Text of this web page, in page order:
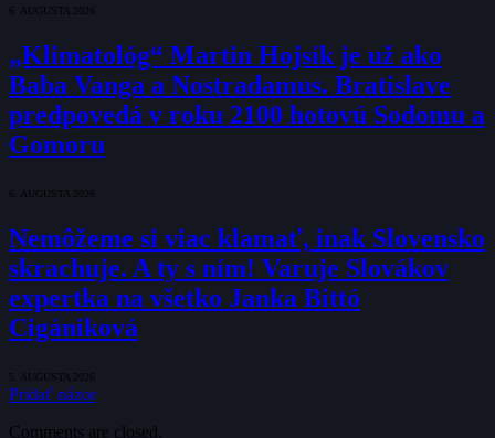
6. AUGUSTA 2026
„Klimatológ“ Martin Hojsík je už ako
Baba Vanga a Nostradamus. Bratislave
predpovedá v roku 2100 hotovú Sodomu a
Gomoru
6. AUGUSTA 2026
Nemôžeme si viac klamať, inak Slovensko
skrachuje. A ty s ním! Varuje Slovákov
expertka na všetko Janka Bittó
Cigániková
5. AUGUSTA 2026
Pridať názor
Comments are closed.